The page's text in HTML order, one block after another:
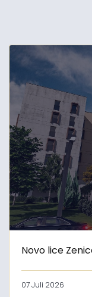
Novo lice
07 Juli 2026